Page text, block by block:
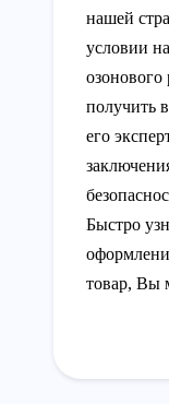
нашей
условии
получить
его
Быстро
товар, Вы